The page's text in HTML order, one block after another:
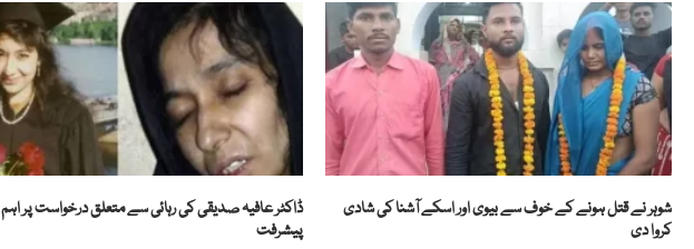
شوہر نے قتل ہونے کے خوف سے بیوی اور اسکے آشنا کی شادی
کروا دی
ڈاکٹر عافیہ صدیقی کی رہائی سے متعلق درخواست پر اہم
پیشرفت